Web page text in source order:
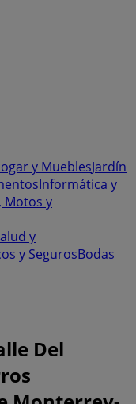
y MueblesJardín
Informática y
Motos y
y
y SegurosBodas
Del